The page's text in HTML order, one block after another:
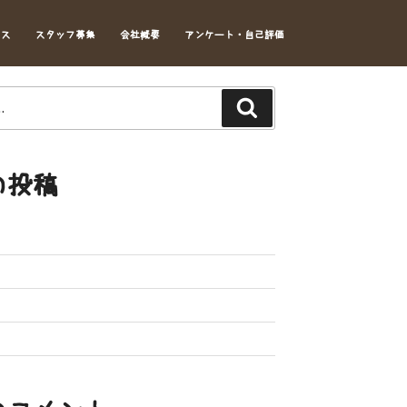
スタッフ募集 会社概要 アンケート・自己評価
投稿